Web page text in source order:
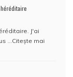
J'ai
… Citește mai